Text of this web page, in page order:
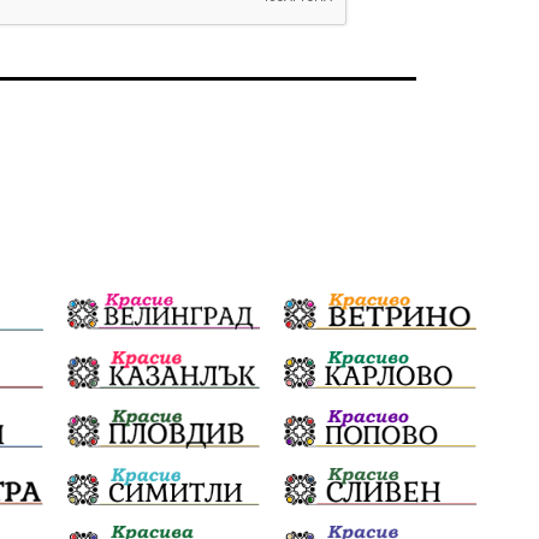
досъдебно производство Добро дело
Благотворителност Апостол Апостолов
домашно насилие фолклор
безопасност ГДБОП Проверки